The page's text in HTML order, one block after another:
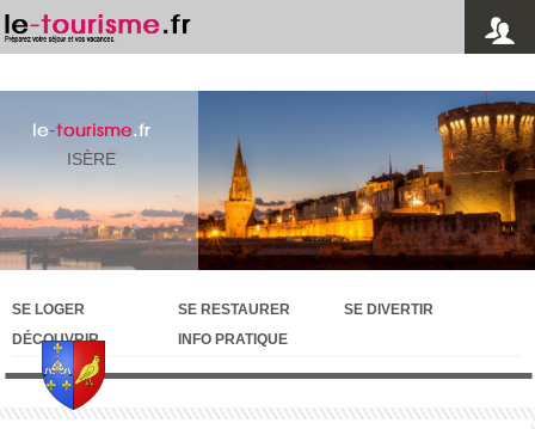
le-tourisme.fr
ISÈRE
SE LOGER SE RESTAURER
SE DIVERTIR
DÉCOUVRIR
INFO PRATIQUE